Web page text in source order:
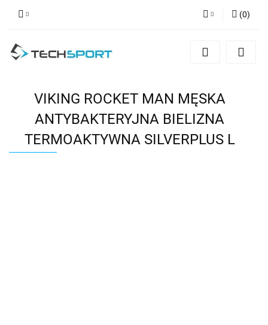
Zaloguj się
(0)
VIKING ROCKET MAN MĘSKA
ANTYBAKTERYJNA BIELIZNA
TERMOAKTYWNA SILVERPLUS L